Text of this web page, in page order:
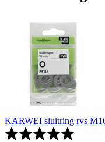
KARWEI sluitring rvs